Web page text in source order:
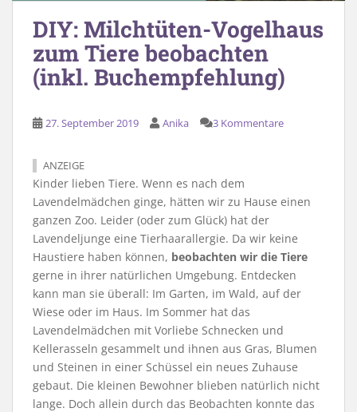
DIY: Milchtüten-Vogelhaus
zum Tiere beobachten
(inkl. Buchempfehlung)
27. September 2019 Anika 3 Kommentare
ANZEIGE
Kinder lieben Tiere. Wenn es nach dem
Lavendelmädchen ginge, hätten wir zu Hause einen
ganzen Zoo. Leider (oder zum Glück) hat der
Lavendeljunge eine Tierhaarallergie. Da wir keine
Haustiere haben können, beobachten wir die Tiere
gerne in ihrer natürlichen Umgebung. Entdecken
kann man sie überall: Im Garten, im Wald, auf der
Wiese oder im Haus. Im Sommer hat das
Lavendelmädchen mit Vorliebe Schnecken und
Kellerasseln gesammelt und ihnen aus Gras, Blumen
und Steinen in einer Schüssel ein neues Zuhause
gebaut. Die kleinen Bewohner blieben natürlich nicht
lange. Doch allein durch das Beobachten konnte das